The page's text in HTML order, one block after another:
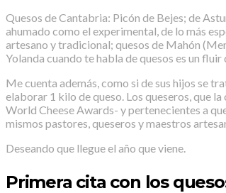
Quesos de Cantabria: Picón de Bejes; de
ahumado como el experimental, de lo más
artesano y tradicional; quesos de Mahón
Yolanda cuando te habla de quesos es un
Me cuenta además, como si de sus hijos se
elaborar 1 kilo de queso. Los queseros, que
World Cheese Awards- y pertenecientes a
mismos pastores, queseros y maestros
Deseando que llegue el año que viene.
Primera cita con los